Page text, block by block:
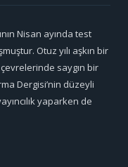
Nisan ayında test
Otuz yılı aşkın bir
saygın bir
Dergisi’nin düzeyli
yaparken de